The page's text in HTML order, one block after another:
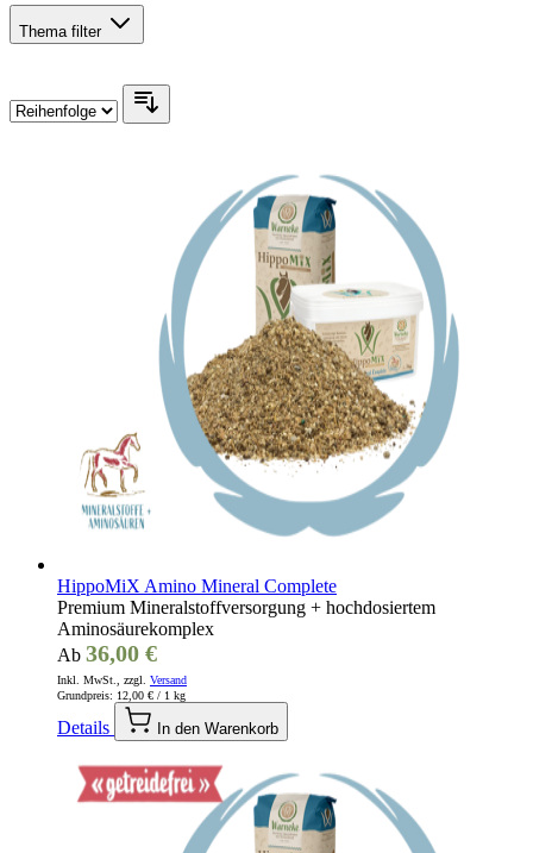
Thema filter
HippoMiX Amino Mineral Complete
Premium Mineralstoffversorgung + hochdosiertem
Aminosäurekomplex
Ab 36,00 €
Inkl. MwSt., zzgl. Versand
Grundpreis: 12,00 € / 1 kg
Details In den Warenkorb